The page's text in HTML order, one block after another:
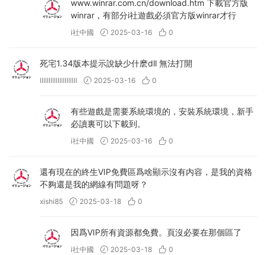
www.winrar.com.cn/download.htm 下載官方版
winrar，有部分i社遊戲必須官方版winrar才行
i社中國 2025-03-16 0
死宅1.34版本提示說缺少什麽dll 無法打開
lllllllllllllllllllll 2025-03-16 0
有些遊戲是需要系統環境的，安裝系統環境，新手
必讀裏可以下載到。
i社中國 2025-03-16 0
還有現在的終生VIP免費區爲啥顯示沒有内容，是我的資格
不夠還是我的網線有問題呀？
xishi85 2025-03-18 0
因爲VIP所有資源都免費。頁沒必要在那個區了
i社中國 2025-03-18 0